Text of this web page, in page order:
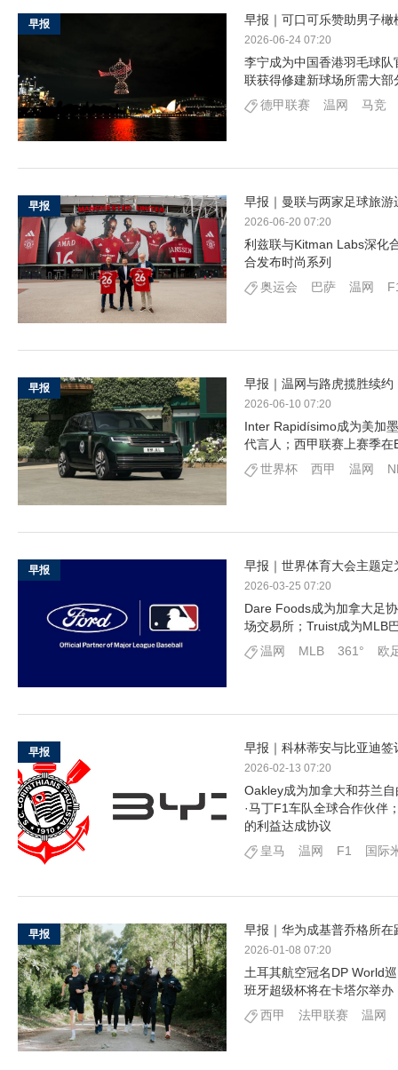
早报｜可口可乐赞助男子
2026-06-24 07:20
李宁成为中国香港羽毛球
联获得修建新球场所需大部
德甲联赛
温网 马竞
早报
早报｜曼联与两家足球旅
2026-06-20 07:20
利兹联与Kitman Labs深化
合发布时尚系列
奥运会
巴萨 温网
早报
早报｜温网与路虎揽胜续
2026-06-10 07:20
Inter Rapidísimo成为美加
代言人；西甲联赛上赛季
世界杯
西甲 温网
早报
早报｜世界体育大会主题定
2026-03-25 07:20
Dare Foods成为加拿大足
场交易所；Truist成为MLB
温网
MLB 361° 欧
早报
早报｜科林蒂安与比亚迪
2026-02-13 07:20
Oakley成为加拿大和芬兰
·马丁F1车队全球合作伙伴
的利益达成协议
皇马
温网 F1 国际
早报
早报｜华为成基普乔格所
2026-01-08 07:20
土耳其航空冠名DP World
班牙超级杯将在卡塔尔举办
西甲
法甲联赛 温网
早报